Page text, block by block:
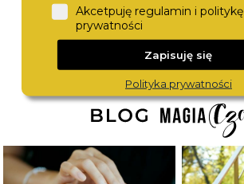
Akcetpuję regulamin i politykę
prywatności
Zapisuję się
Polityka prywatności